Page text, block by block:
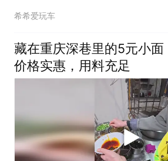
希希爱玩车
藏在重庆深巷里的5元小面
价格实惠，用料充足